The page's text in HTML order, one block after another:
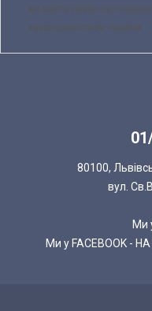
ви маєте право на
законодавством терміни.
80100,
вул.
Ми
Ми у FACEBOOK -